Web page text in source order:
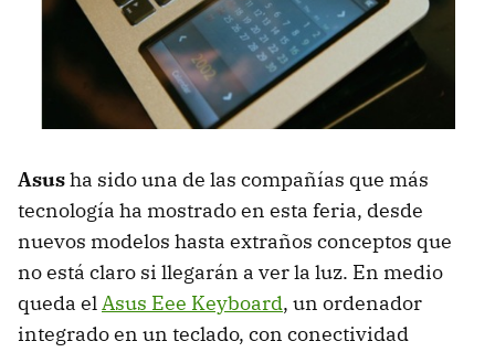
Asusha sido una de las compañías que más
tecnología ha mostrado en esta feria, desde
nuevos modelos hasta extraños conceptos que
no está claro si llegarán a ver la luz. En medio
queda elAsus Eee Keyboard, un ordenador
integrado en un teclado, con conectividad